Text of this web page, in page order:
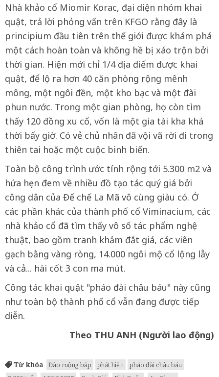
Nhà khảo cổ Miomir Korac, đại diện nhóm khai
quật, trả lời phỏng vấn trên KFGO rằng đây là
principium đầu tiên trên thế giới được khám phá
một cách hoàn toàn và không hề bị xáo trộn bởi
thời gian. Hiện mới chỉ 1/4 địa điểm được khai
quật, để lộ ra hơn 40 căn phòng rộng mênh
mông, một ngôi đền, một kho bạc và một đài
phun nước. Trong một gian phòng, họ còn tìm
thấy 120 đồng xu cổ, vốn là một gia tài kha khá
thời bấy giờ. Có vẻ chủ nhân đã vội vã rời đi trong
thiên tai hoặc một cuộc binh biến.
Toàn bộ công trình ước tính rộng tới 5.300 m2 và
hứa hẹn đem về nhiều đồ tạo tác quý giá bởi
công dân của Đế chế La Mã vô cùng giàu có. Ở
các phần khác của thành phố cổ Viminacium, các
nhà khảo cổ đã tìm thấy vô số tác phẩm nghệ
thuật, bao gồm tranh khảm đắt giá, các viên
gạch bằng vàng ròng, 14.000 ngôi mộ cổ lộng lẫy
và cả... hài cốt 3 con ma mút.
Công tác khai quật "pháo đài châu báu" này cũng
như toàn bộ thành phố cổ vẫn đang được tiếp
diễn.
Theo THU ANH (Người lao động)
Từ khóa Đào ruộng bắp phát hiện
pháo đài châu báu